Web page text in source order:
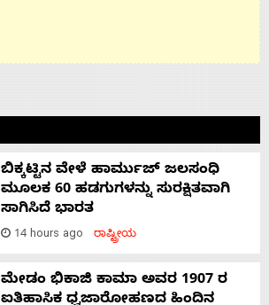
ಬಿಕ್ಕಟ್ಟಿನ ವೇಳೆ ಹಾರ್ಮುಜ್ ಜಲಸಂಧಿ
ಮೂಲಕ 60 ಹಡಗುಗಳನ್ನು ಸುರಕ್ಷಿತವಾಗಿ
ಸಾಗಿಸಿದೆ ಭಾರತ
14 hours ago ರಾಷ್ಟ್ರೀಯ
ಮೇಡಂ ಭಿಕಾಜಿ ಕಾಮಾ ಅವರ 1907 ರ
ಐತಿಹಾಸಿಕ ಧ್ವಜಾರೋಹಣದ ಹಿಂದಿನ